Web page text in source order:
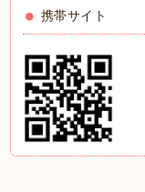
携帯サイト